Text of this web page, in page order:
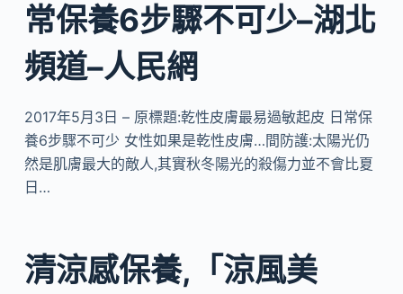
常保養6步驟不可少–湖北
頻道–人民網
2017年5月3日 – 原標題:乾性皮膚最易過敏起皮 日常保
養6步驟不可少 女性如果是乾性皮膚…間防護:太陽光仍
然是肌膚最大的敵人,其實秋冬陽光的殺傷力並不會比夏
日…
清涼感保養,「涼風美